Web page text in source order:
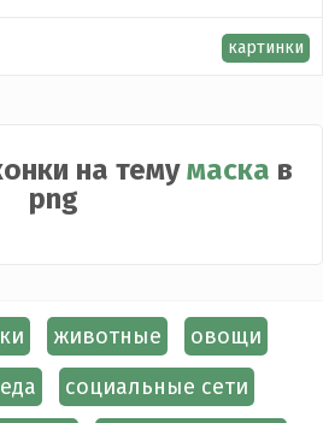
картинки
на темумаска в
png
животные
овощи
еда
социальные сети